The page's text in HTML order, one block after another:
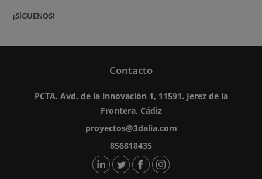
¡SÍGUENOS!
Contacto
PCTA. Avd. de la innovación 1, 11591. Jerez de la
Frontera, Cádiz
proyectos@3dalia.com
856818435